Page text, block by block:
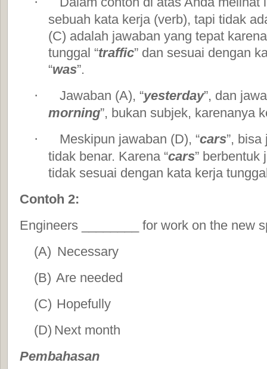
sebuah kata kerja (verb), tapi tidak
(C) adalah jawaban yang tepat
tunggal “traffic” dan sesuai dengan
“was”.
· Jawaban (A), “yesterday”, dan
morning”, bukan subjek, karenanya
· Meskipun jawaban (D), “cars”,
tidak benar. Karena “cars” berbentuk
tidak sesuai dengan kata kerja
Contoh 2:
Engineers ________ for work on the new
(A) Necessary
(B) Are needed
(C) Hopefully
(D) Next month
Pembahasan